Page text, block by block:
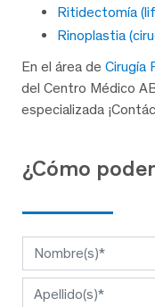
Ritidectomía
Rinoplastia
En el área de Cirugía
del Centro Médico
especializada
¿Cómo